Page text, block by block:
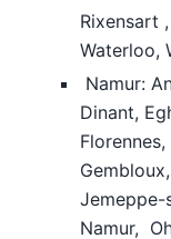
Rixensart
Waterloo,
Namur:
Dinant,
Jemeppe-
Namur,